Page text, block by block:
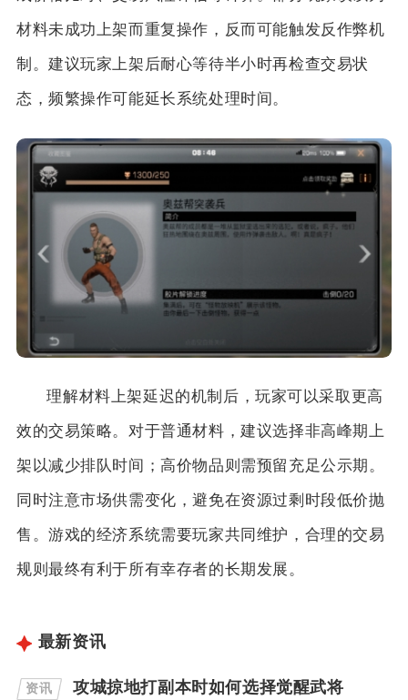
材料未成功上架而重复操作，反而可能触发反作弊机
制。建议玩家上架后耐心等待半小时再检查交易状
态，频繁操作可能延长系统处理时间。
理解材料上架延迟的机制后，玩家可以采取更高
效的交易策略。对于普通材料，建议选择非高峰期上
架以减少排队时间；高价物品则需预留充足公示期。
同时注意市场供需变化，避免在资源过剩时段低价抛
售。游戏的经济系统需要玩家共同维护，合理的交易
规则最终有利于所有幸存者的长期发展。
最新资讯
资讯 攻城掠地打副本时如何选择觉醒武将